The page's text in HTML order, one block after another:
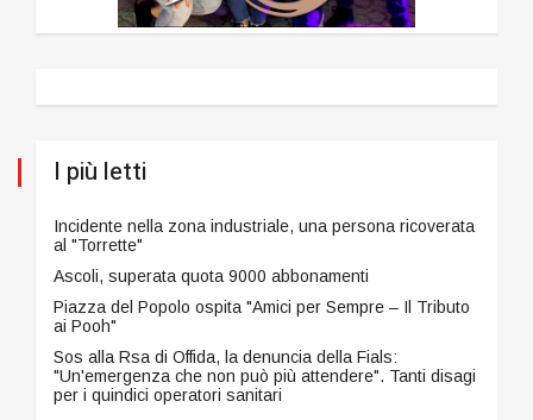
I più letti
Incidente nella zona industriale, una persona ricoverata
al "Torrette"
Ascoli, superata quota 9000 abbonamenti
Piazza del Popolo ospita "Amici per Sempre – Il Tributo
ai Pooh"
Sos alla Rsa di Offida, la denuncia della Fials:
"Un'emergenza che non può più attendere". Tanti disagi
per i quindici operatori sanitari